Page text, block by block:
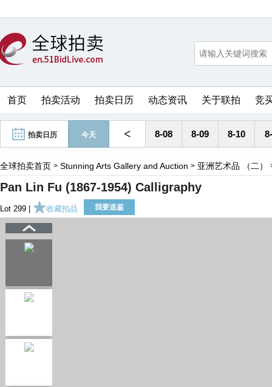
首页 拍卖活动 拍卖日历 动态资讯 关于联拍 竞
拍卖日历 今天 < 8-08 8-09 8-10
全球拍卖首页 > Stunning Arts Gallery and Auction > 亚洲艺术品 （二）
Pan Lin Fu (1867-1954) Calligraphy
Lot 299 | 收藏拍品 我要送鉴